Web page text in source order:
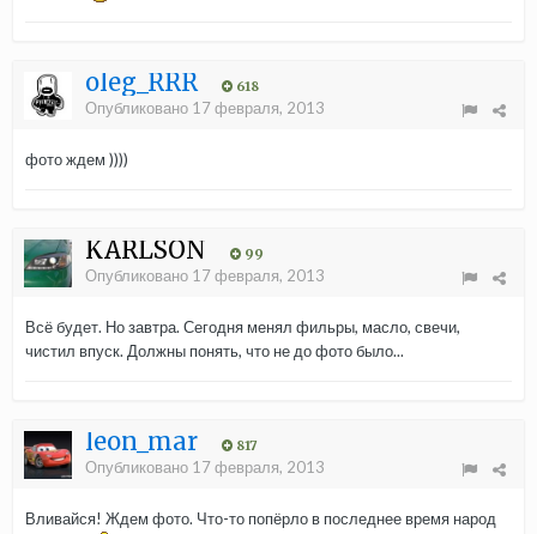
oleg_RRR 618
Опубликовано 17 февраля, 2013
фото ждем ))))
KARLSON 99
Опубликовано 17 февраля, 2013
Всё будет. Но завтра. Сегодня менял фильры, масло, свечи,
чистил впуск. Должны понять, что не до фото было...
leon_mar 817
Опубликовано 17 февраля, 2013
Вливайся! Ждем фото. Что-то попёрло в последнее время народ